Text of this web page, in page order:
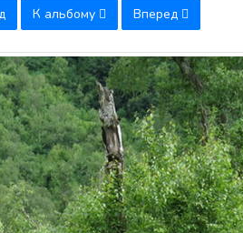
К альбому Вперед